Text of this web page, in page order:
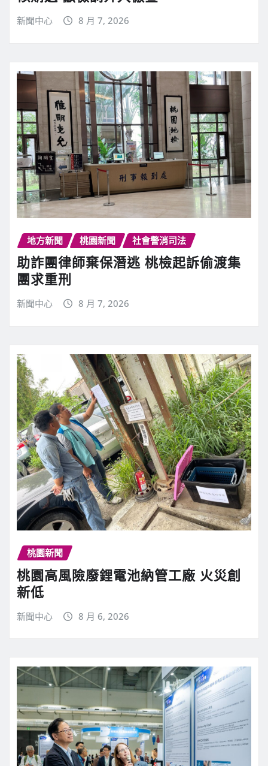
新聞中心 8 月 7, 2026
地方新聞 桃園新聞 社會警消司法
助詐團律師棄保潛逃 桃檢起訴偷渡集
團求重刑
新聞中心 8 月 7, 2026
桃園新聞
桃園高風險廢鋰電池納管工廠 火災創
新低
新聞中心 8 月 6, 2026